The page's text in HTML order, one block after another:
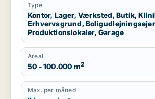
Type
Kontor, Lager, Værksted, Butik,
Erhvervsgrund,
Produktionslokaler, Garage
Areal
50 - 100.000 m2
Max. per måned